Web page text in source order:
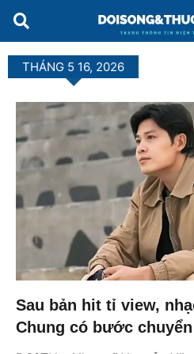
THÁNG 5 16, 2026
Sau bản hit tỉ view,
Chung có bước